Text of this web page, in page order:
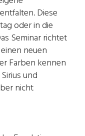
Diese
oder in die
Seminar richtet
neuen
Farben kennen
und
nicht